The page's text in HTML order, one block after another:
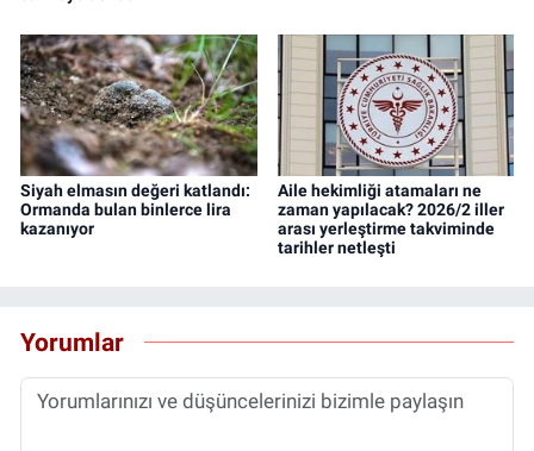
Siyah elmasın değeri katlandı:
Ormanda bulan binlerce lira
kazanıyor
Aile hekimliği atamaları ne
zaman yapılacak? 2026/2 iller
arası yerleştirme takviminde
tarihler netleşti
Yorumlar